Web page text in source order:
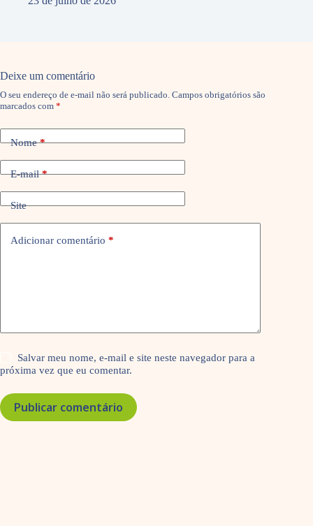
Deixe um comentário
O seu endereço de e-mail não será publicado. Campos obrigatórios são
marcados com *
Nome*
E-mail*
Site
Adicionar comentário *
Salvar meu nome, e-mail e site neste navegador para a
próxima vez que eu comentar.
Publicar comentário